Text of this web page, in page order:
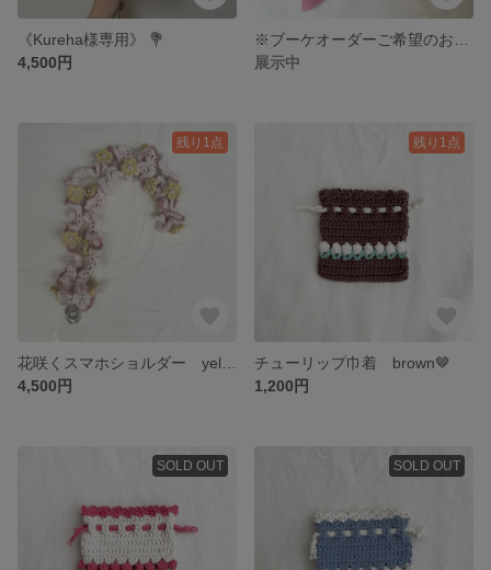
《Kureha様専用》 💐
4,500円
展示中
残り1点
4,500円
残り1点
チューリップ巾着 brown🤎
1,200円
SOLD OUT SOLD OUT